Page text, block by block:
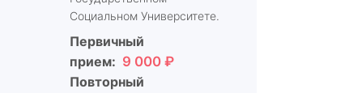
Социальном Университете.
Первичный
прием: 9 000 ₽
Повторный